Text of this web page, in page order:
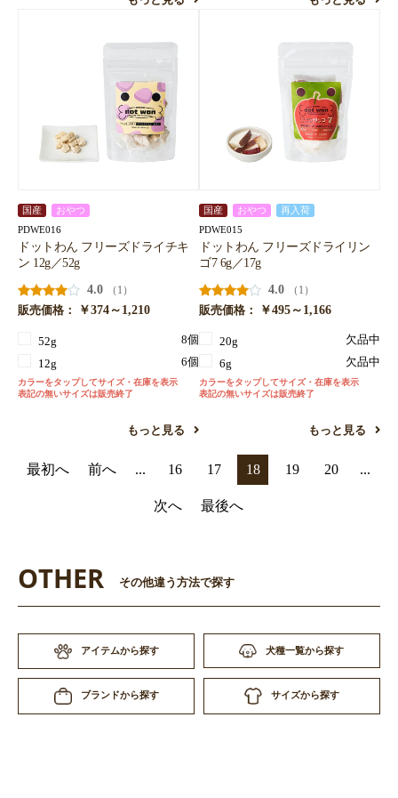
国産 おやつ
PDWE016
ドットわん フリーズドライチキ
ン 12g／52g
4.0
（1）
販売価格：
￥374～1,210
52g
8個
12g
6個
カラーをタップしてサイズ・在庫を表示
表記の無いサイズは販売終了
もっと見る
国産 おやつ 再入荷
PDWE015
ドットわん フリーズドライリン
ゴ7 6g／17g
4.0
（1）
販売価格：
￥495～1,166
20g
欠品中
6g
欠品中
カラーをタップしてサイズ・在庫を表示
表記の無いサイズは販売終了
もっと見る
最初へ 前へ ... 16 17 18 19 20 ...
次へ 最後へ
OTHER その他違う方法で探す
アイテムから探す 犬種一覧から探す
ブランドから探す サイズから探す